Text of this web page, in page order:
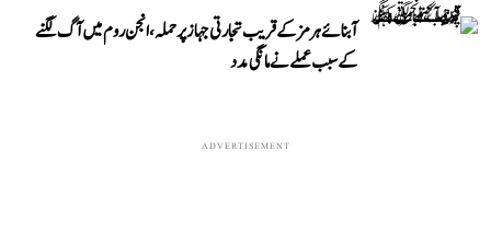
آبنائے ہرمز کے قریب تجارتی جہاز پر حملہ، انجن روم میں آگ لگنے
کے سبب عملے نے مانگی مدد
ADVERTISEMENT